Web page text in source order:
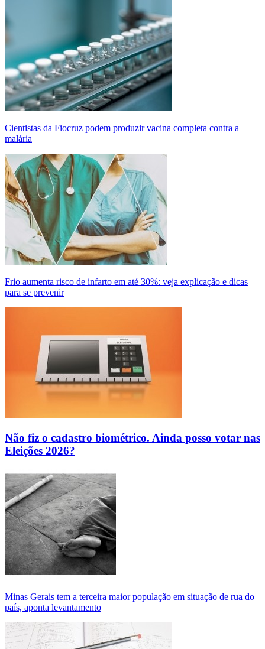
Cientistas da Fiocruz podem produzir vacina completa contra a
malária
Frio aumenta risco de infarto em até 30%: veja explicação e dicas
para se prevenir
Não fiz o cadastro biométrico. Ainda posso votar nas
Eleições 2026?
Minas Gerais tem a terceira maior população em situação de rua do
país, aponta levantamento